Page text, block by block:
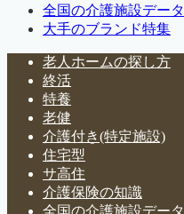
全国の介護施設データ
大手のブランド特集
老人ホームの探し方
終活
特養
老健
介護付き(特定施設)
住宅型
サ高住
介護保険の知識
全国の介護施設データ